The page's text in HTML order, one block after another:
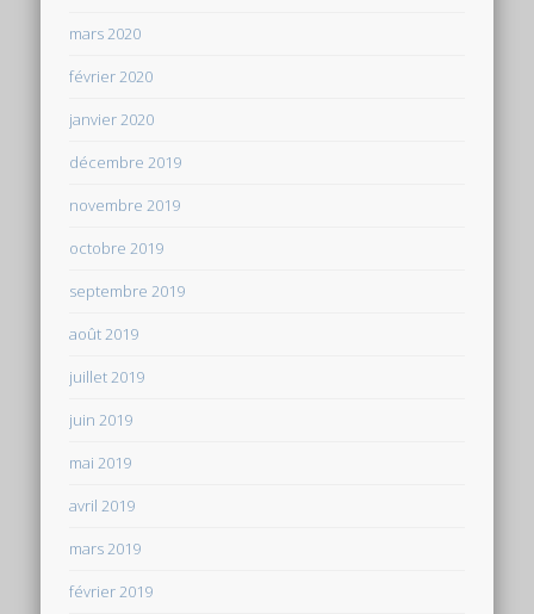
mars 2020
février 2020
janvier 2020
décembre 2019
novembre 2019
octobre 2019
septembre 2019
août 2019
juillet 2019
juin 2019
mai 2019
avril 2019
mars 2019
février 2019